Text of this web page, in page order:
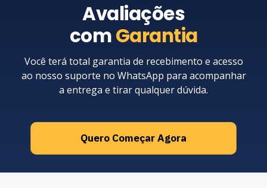
Avaliações
comGarantia
Você terá total garantia de recebimento e acesso
ao nosso suporte no WhatsApp para acompanhar
a entrega e tirar qualquer dúvida.
Quero Começar Agora